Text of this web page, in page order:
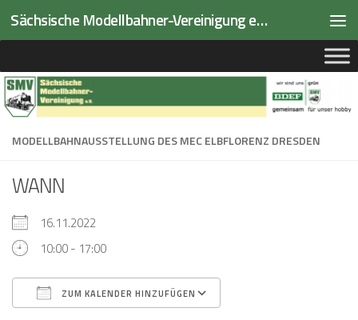
Zum Inhalt springen Sächsische Modellbahner-Vereinigung e.V.
MODELLBAHNAUSSTELLUNG DES MEC ELBFLORENZ DRESDEN
WANN
16.11.2022
10:00 - 17:00
ZUM KALENDER HINZUFÜGEN